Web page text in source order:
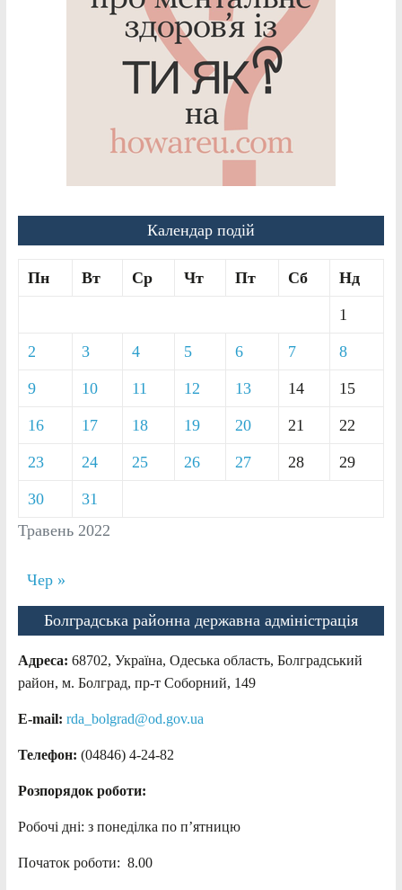
Календар подій
Травень 2022
Пн Вт Ср Чт Пт Сб Нд
1
2 3 4 5 6 7 8
9 10 11 12 13 14 15
16 17 18 19 20 21 22
23 24 25 26 27 28 29
30 31
Чер »
Болградська районна державна адміністрація
Адреса: 68702, Україна, Одеська область, Болградський
район, м. Болград, пр-т Соборний, 149
E-mail: rda_bolgrad@od.gov.ua
Телефон: (04846) 4-24-82
Розпорядок роботи:
Робочі дні: з понеділка по п’ятницю
Початок роботи: 8.00